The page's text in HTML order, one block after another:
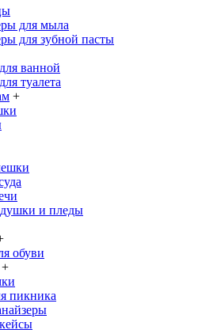
для мыла
для зубной пасты
ванной
туалета
+
и пледы
обуви
+
пикника